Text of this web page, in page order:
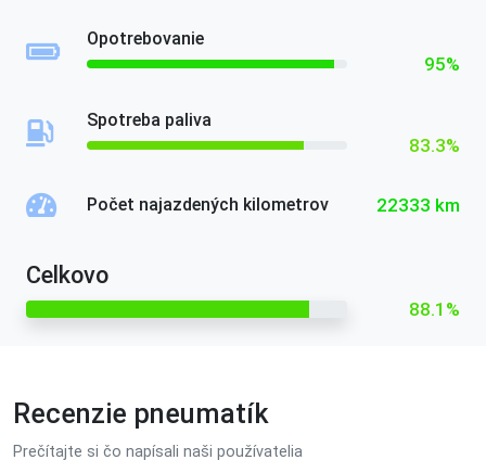
Opotrebovanie
95%
Spotreba paliva
83.3%
Počet najazdených kilometrov 22333 km
Celkovo
88.1%
Recenzie pneumatík
Prečítajte si čo napísali naši používatelia